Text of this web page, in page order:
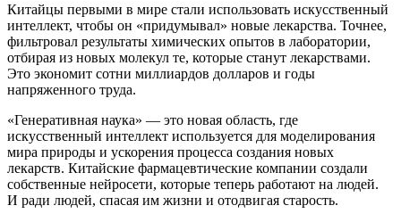
Китайцы первыми в мире стали использовать искусственный
интеллект, чтобы он «придумывал» новые лекарства. Точнее,
фильтровал результаты химических опытов в лаборатории,
отбирая из новых молекул те, которые станут лекарствами.
Это экономит сотни миллиардов долларов и годы
напряженного труда.
«Генеративная наука» — это новая область, где
искусственный интеллект используется для моделирования
мира природы и ускорения процесса создания новых
лекарств. Китайские фармацевтические компании создали
собственные нейросети, которые теперь работают на людей.
И ради людей, спасая им жизни и отодвигая старость.